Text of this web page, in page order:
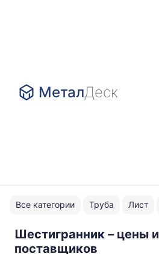
МеталДеск
Все категории Труба Лист
Шестигранник – цены
поставщиков